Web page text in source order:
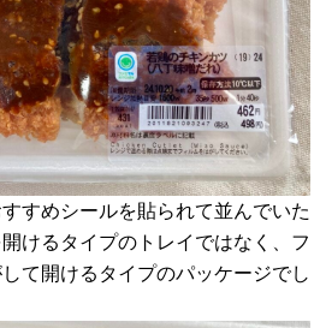
すめシールを貼られて並んでいた
けるタイプのトレイではなく、フ
て開けるタイプのパッケージでし